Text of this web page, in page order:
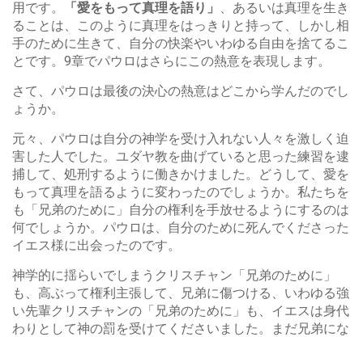
用です。
「愛をもって真理を語り」 、あるいは真理を生き
ることは、このように真理をはっきりと持って、しかし相
手のために生きて、自分の快楽やいわゆる自由を捨てるこ
とです。9章でパウロはさらにこの熱意を表現します。
さて、パウロは最後の決心の熱意はどこから学んだのでし
ょうか。
元々、パウロは自分の神学を受け入れない人々を激しく迫
害した人でした。ユダヤ教を曲げていると思った練習を逮
捕して、処刑するように働きかけました。どうして、愛を
もって真理を語るように変わったのでしょうか。私たちを
も「兄弟のために」自分の権利を手放せるようにするのは
何でしょうか。パウロは、自分のために死んでくださった
イエス様に出会ったのです。
神学的に揺らいでしまうクリスチャン「兄弟のために」
も、高ぶって権利主張して、兄弟に傷つける、いわゆる強
い先輩クリスチャンの「兄弟のために」も、イエスは身代
わりとして神の罰を受けてくださいました。まだ兄弟にな